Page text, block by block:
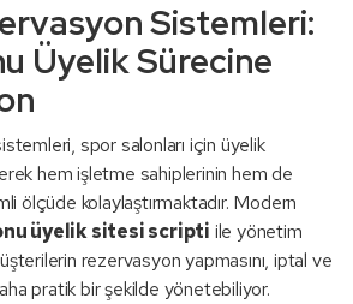
Sistemleri:
Üyelik Sürecine
spor salonları için üyelik
hem işletme sahiplerinin hem de
ölçüde kolaylaştırmaktadır. Modern
üyelik sitesi scripti ile yönetim
rezervasyon yapmasını, iptal ve
pratik bir şekilde yönetebiliyor.